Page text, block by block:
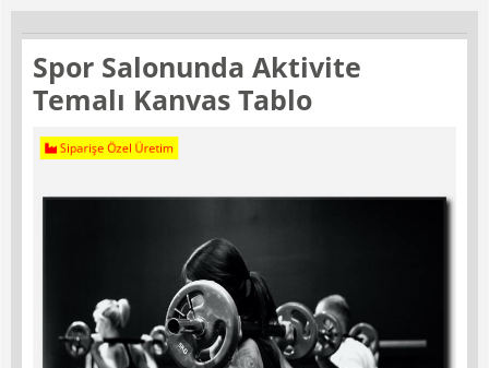
Spor Salonunda Aktivite
Temalı Kanvas Tablo
Siparişe Özel Üretim